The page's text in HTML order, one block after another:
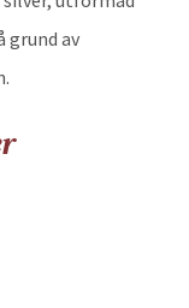
grund av